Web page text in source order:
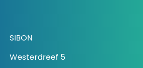
SIBON
Westerdreef 5